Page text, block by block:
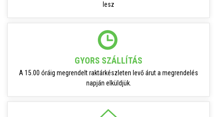
lesz
GYORS SZÁLLÍTÁS
A 15.00 óráig megrendelt raktárkészleten levő árut a megrendelés
napján elküldjük.